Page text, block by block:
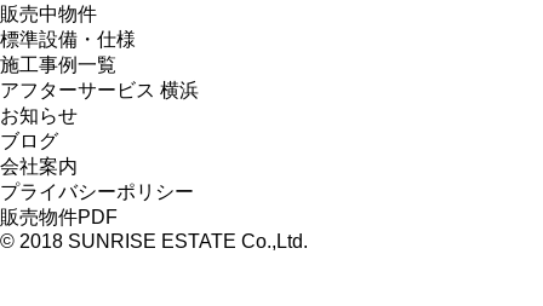
販売中物件
標準設備・仕様
施工事例一覧
アフターサービス 横浜
お知らせ
ブログ
会社案内
プライバシーポリシー
販売物件PDF
© 2018 SUNRISE ESTATE Co.,Ltd.